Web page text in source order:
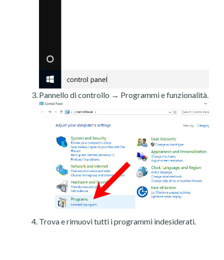
Pannello di controllo → Programmi e funzionalità.
Trova e rimuovi tutti i programmi indesiderati.